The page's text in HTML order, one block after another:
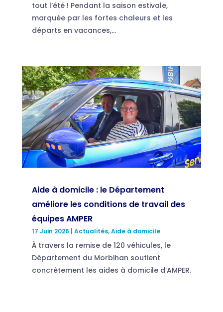
tout l’été ! Pendant la saison estivale,
marquée par les fortes chaleurs et les
départs en vacances,...
Aide à domicile : le Département
améliore les conditions de travail des
équipes AMPER
17 Juin 2026 Actualités,Aide à domicile
À travers la remise de 120 véhicules, le
Département du Morbihan soutient
concrètement les aides à domicile d’AMPER.